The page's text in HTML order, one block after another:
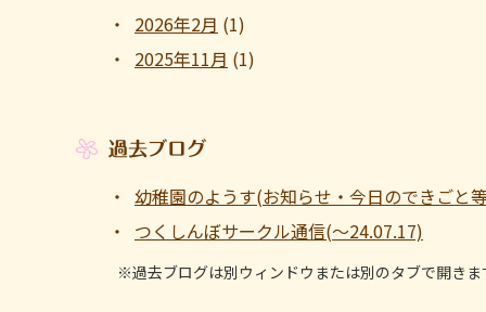
2026年2月 (1)
2025年11月 (1)
過去ブログ
幼稚園のようす(お知らせ・今日のできご
つくしんぼサークル通信(～24.07.17)
※過去ブログは別ウィンドウまたは別のタブで開きま